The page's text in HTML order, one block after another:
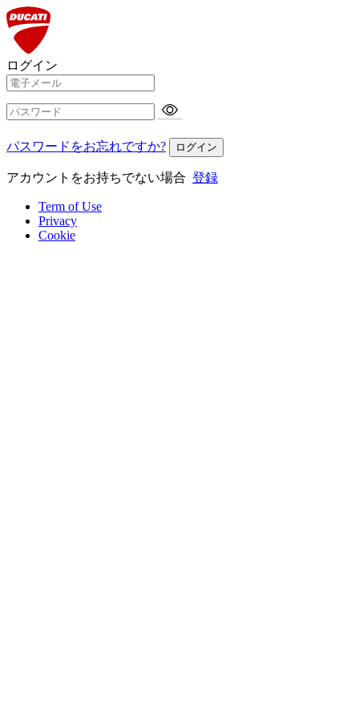
ログイン
パスワードをお忘れですか? ログイン
アカウントをお持ちでない場合 登録
Term of Use
Privacy
Cookie